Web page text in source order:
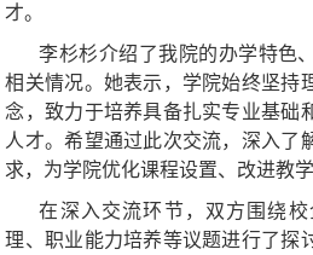
才。
李杉杉介绍了我院的办学特色
相关情况。她表示，学院始终坚持
念，致力于培养具备扎实专业基础
人才。希望通过此次交流，深入了
求，为学院优化课程设置、改进教
在深入交流环节，双方围绕
理、职业能力培养等议题进行了探